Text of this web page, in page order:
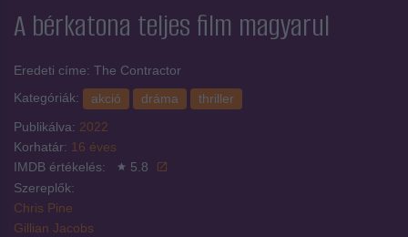
A bérkatona teljes film magyarul
Eredeti címe: The Contractor
Kategóriák:
akció dráma
thriller
Publikálva: 2022
Korhatár: 16 éves
IMDB értékelés:
5.8
Szereplők:
Chris Pine
Gillian Jacobs